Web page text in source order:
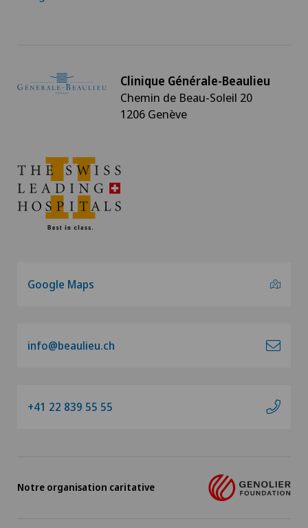
Clinique Générale-Beaulieu
Chemin de Beau-Soleil 20
1206 Genève
Google Maps
info@beaulieu.ch
+41 22 839 55 55
Notre organisation caritative